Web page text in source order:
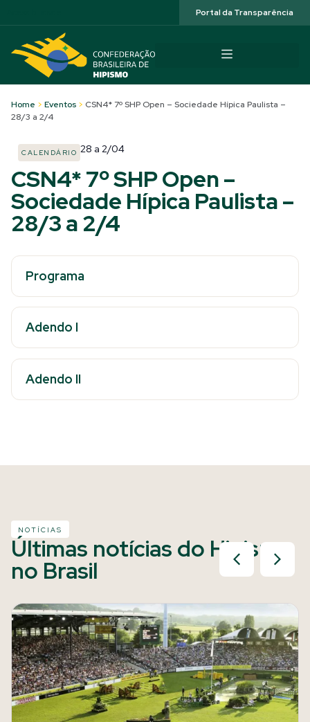
Portal da Transparência
Home > Eventos > CSN4* 7º SHP Open – Sociedade Hípica Paulista –
28/3 a 2/4
CALENDÁRIO 28 a 2/04
CSN4* 7º SHP Open –
Sociedade Hípica Paulista –
28/3 a 2/4
Programa
Adendo I
Adendo II
NOTÍCIAS
Últimas notícias do Hipismo
no Brasil